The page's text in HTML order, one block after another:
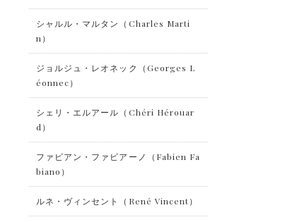
シャルル・マルタン（Charles Marti
n）
ジョルジュ・レオネック（Georges L
éonnec）
シェリ・エルアール（Chéri Hérouar
d）
ファビアン・ファビアーノ（Fabien Fa
biano）
ルネ・ヴィンセント（René Vincent）